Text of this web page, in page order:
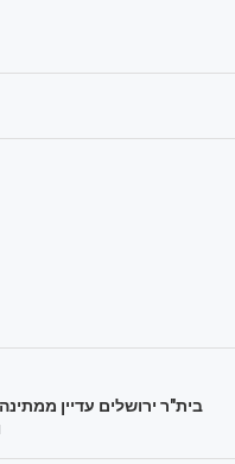
בית"ר ירושלים עדיין